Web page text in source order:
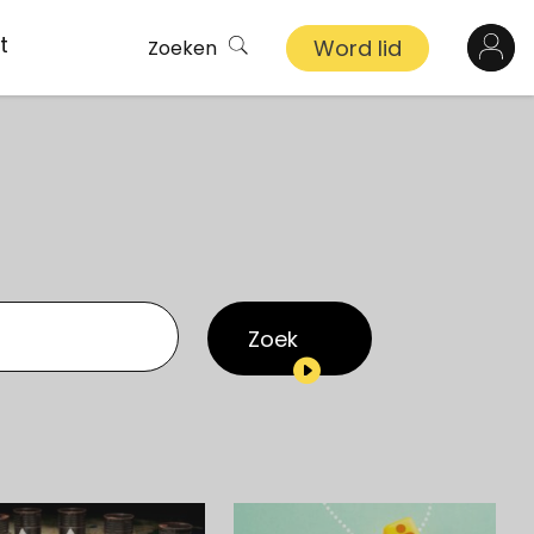
Zoeken Word lid
Zoek